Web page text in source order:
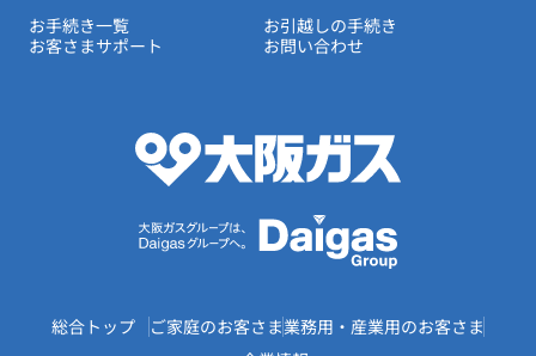
お手続き一覧
お引越しの手続き
お客さまサポート
お問い合わせ
総合トップ ご家庭のお客さま業務用・産業用のお客さま